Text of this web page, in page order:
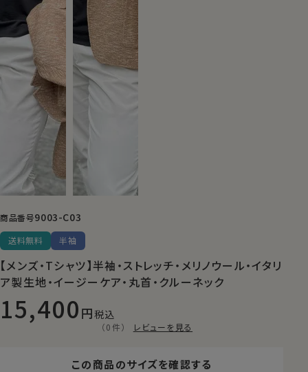
商品番号9003-C03
送料無料 半袖
【メンズ・Tシャツ】半袖・ストレッチ・メリノウール・イタリ
ア製生地・イージーケア・丸首・クルーネック
15,400 税込
（0件） レビューを見る
この商品のサイズを確認する